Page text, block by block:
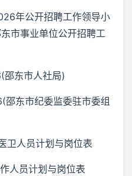
年公开招聘工作领导小
市事业单位公开招聘工
东市人社局)
东市纪委监委驻市委组
卫人员计划与岗位表
人员计划与岗位表